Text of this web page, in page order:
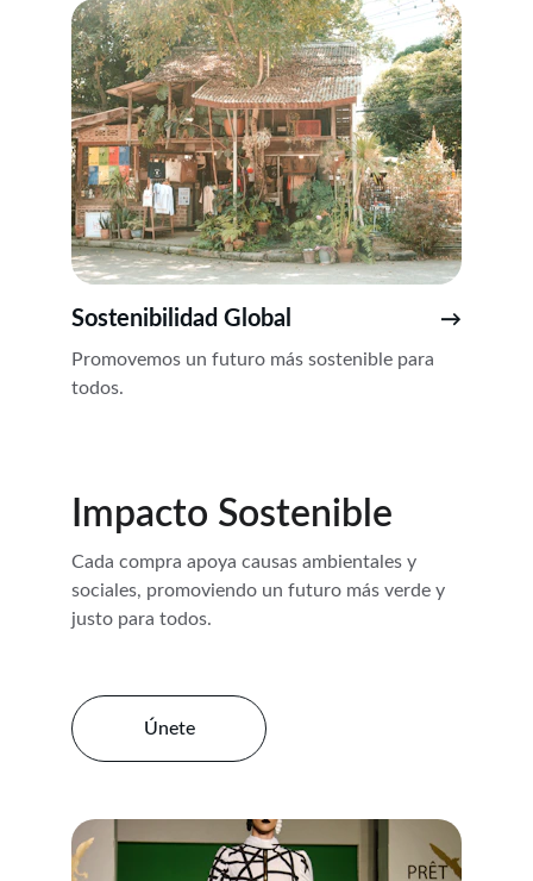
Sostenibilidad Global
Promovemos un futuro más sostenible para
todos.
→
Impacto Sostenible
Cada compra apoya causas ambientales y
sociales, promoviendo un futuro más verde y
justo para todos.
Únete